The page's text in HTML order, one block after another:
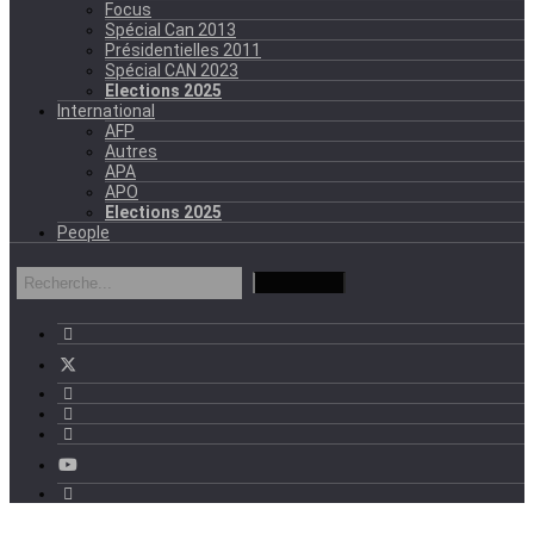
Focus
Spécial Can 2013
Présidentielles 2011
Spécial CAN 2023
Elections 2025
International
AFP
Autres
APA
APO
Elections 2025
People